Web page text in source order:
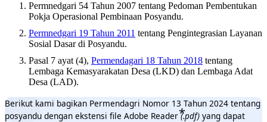
Permnedgari 54 Tahun 2007 tentang Pedoman Pembentukan
Pokja Operasional Pembinaan Posyandu.
Permnedgari 19 Tahun 2011 tentang Pengintegrasian Layanan
Sosial Dasar di Posyandu.
Pasal 7 ayat (4), Permendagari 18 Tahun 2018 tentang
Lembaga Kemasyarakatan Desa (LKD) dan Lembaga Adat
Desa (LAD).
Berikut kami bagikan Permendagri Nomor 13 Tahun 2024 tentang
posyandu dengan ekstensi file Adobe Reader(.pdf) yang dapat